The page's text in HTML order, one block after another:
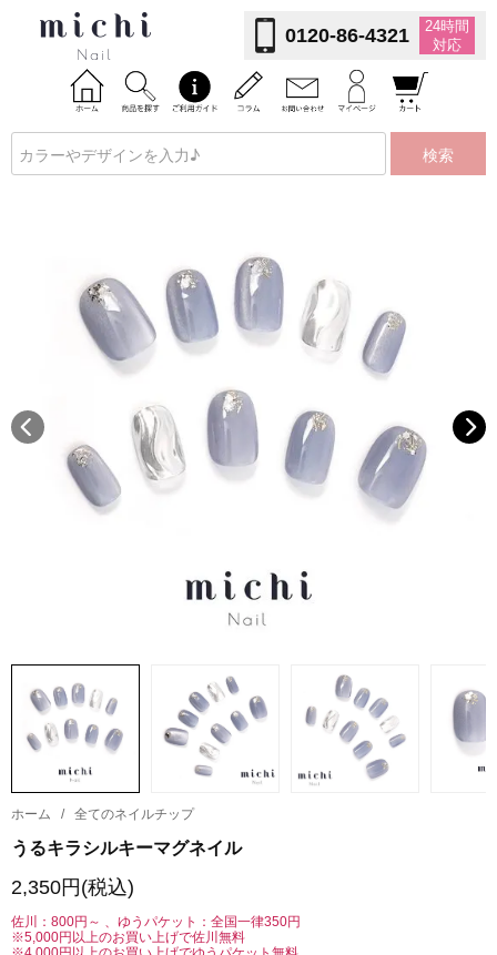
0120-86-4321
24時間
対応
検索
ホーム / 全てのネイルチップ
うるキラシルキーマグネイル
2,350円(税込)
佐川：800円～ 、ゆうパケット：全国一律350円
※5,000円以上のお買い上げで佐川無料